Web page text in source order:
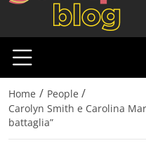
Home / People /
Carolyn Smith e Carolina
battaglia”